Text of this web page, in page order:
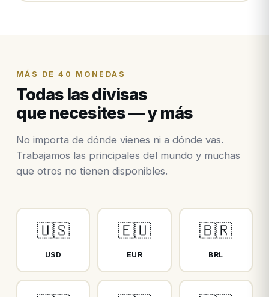
MÁS DE 40 MONEDAS
Todas las divisas
que necesites — y más
No importa de dónde vienes ni a dónde vas.
Trabajamos las principales del mundo y muchas
que otros no tienen disponibles.
🇺🇸
USD
🇪🇺
EUR
🇧🇷
BRL